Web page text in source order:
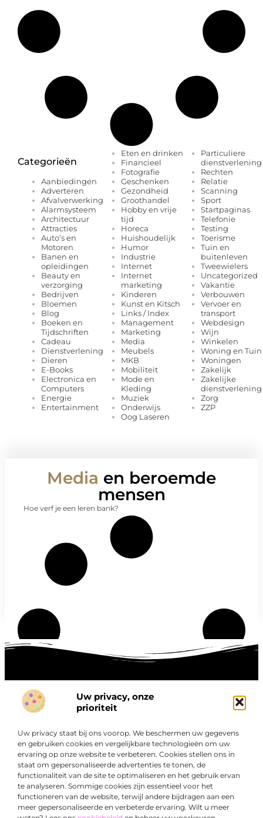
Uw privacy, onze
prioriteit
Uw privacy staat bij ons voorop. We beschermen uw gegevens
en gebruiken cookies en vergelijkbare technologieën om uw
ervaring op onze website te verbeteren. Cookies stellen ons in
staat om gepersonaliseerde advertenties te tonen, de
functionaliteit van de site te optimaliseren en het gebruik ervan
te analyseren. Sommige cookies zijn essentieel voor het
functioneren van de website, terwijl andere bijdragen aan een
meer gepersonaliseerde en verbeterde ervaring. Wilt u meer
Categorieën
Aanbiedingen
Adverteren
Afvalverwerking
Alarmsysteem
Architectuur
Attracties
Auto’s en
Motoren
Banen en
opleidingen
Beauty en
verzorging
Bedrijven
Bloemen
Blog
Boeken en
Tijdschriften
Cadeau
Dienstverlening
Dieren
E-Books
Electronica en
Computers
Energie
Entertainment
Eten en drinken
Financieel
Fotografie
Geschenken
Gezondheid
Groothandel
Hobby en vrije
tijd
Horeca
Huishoudelijk
Humor
Industrie
Internet
Internet
marketing
Kinderen
Kunst en Kitsch
Links / Index
Management
Marketing
Media
Meubels
MKB
Mobiliteit
Mode en
Kleding
Muziek
Onderwijs
Oog Laseren
Particuliere
dienstverlening
Rechten
Relatie
Scanning
Sport
Startpaginas
Telefonie
Testing
Toerisme
Tuin en
buitenleven
Tweewielers
Uncategorized
Vakantie
Verbouwen
Vervoer en
transport
Webdesign
Wijn
Winkelen
Woning en Tuin
Woningen
Zakelijk
Zakelijke
dienstverlening
Zorg
ZZP
Media en beroemde
mensen
Hoe verf je een leren bank?
Over
Bedrijf
“Ontdek een wereld van boeiende blogs en artikelen die
je zowel inspireren als informeren.”
Bij Exclusiefbedrijf.nl draait alles om het leveren van
kwalitatieve inzichten en verhalen die jouw dagelijks leven
verrijken en je uitdagen om verder te denken.
Onze informatie